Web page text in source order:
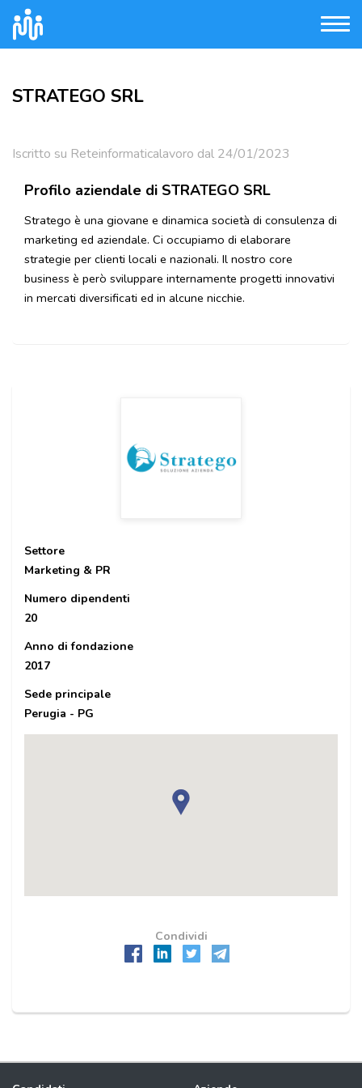
STRATEGO SRL
Iscritto su Reteinformaticalavoro dal 24/01/2023
Profilo aziendale di STRATEGO SRL
Stratego è una giovane e dinamica società di consulenza di
marketing ed aziendale. Ci occupiamo di elaborare
strategie per clienti locali e nazionali. Il nostro core
business è però sviluppare internamente progetti innovativi
in mercati diversificati ed in alcune nicchie.
Settore
Marketing & PR
Numero dipendenti
20
Anno di fondazione
2017
Sede principale
Perugia - PG
Condividi